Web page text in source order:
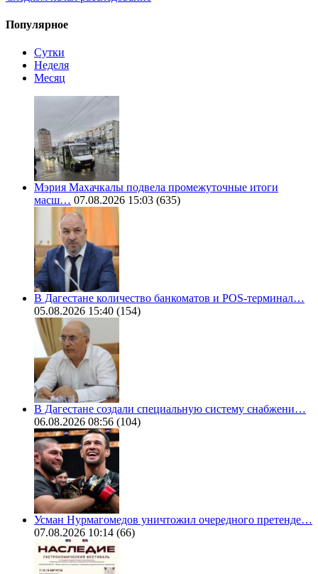
Популярное
Сутки
Неделя
Месяц
Мэрия Махачкалы подвела промежуточные итоги
масш… 07.08.2026 15:03 (635)
В Дагестане количество банкоматов и POS-терминал…
05.08.2026 15:40 (154)
В Дагестане создали специальную систему снабжени…
06.08.2026 08:56 (104)
Усман Нурмагомедов уничтожил очередного претенде…
07.08.2026 10:14 (66)